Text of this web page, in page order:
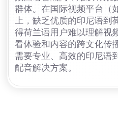
群体。在国际视频平台（
上，缺乏优质的印尼语到
得荷兰语用户难以理解视
看体验和内容的跨文化传
需要专业、高效的印尼语
配音解决方案。